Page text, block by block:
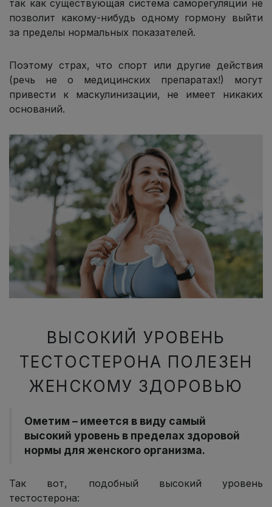
так как существующая система саморегуляции не
позволит какому-нибудь одному гормону выйти
за пределы нормальных показателей.
Поэтому страх, что спорт или другие действия
(речь не о медицинских препаратах!) могут
привести к маскулинизации, не имеет никаких
оснований.
ВЫСОКИЙ УРОВЕНЬ
ТЕСТОСТЕРОНА ПОЛЕЗЕН
ЖЕНСКОМУ ЗДОРОВЬЮ
Ометим – имеется в виду самый
высокий уровень в пределах здоровой
нормы для женского организма.
Так вот, подобный высокий уровень
тестостерона: